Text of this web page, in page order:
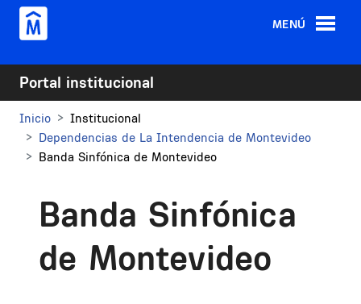
Pasar al contenido principal
MENÚ
Portal institucional
Inicio
Institucional
Dependencias de La Intendencia de Montevideo
Banda Sinfónica de Montevideo
Banda Sinfónica
de Montevideo